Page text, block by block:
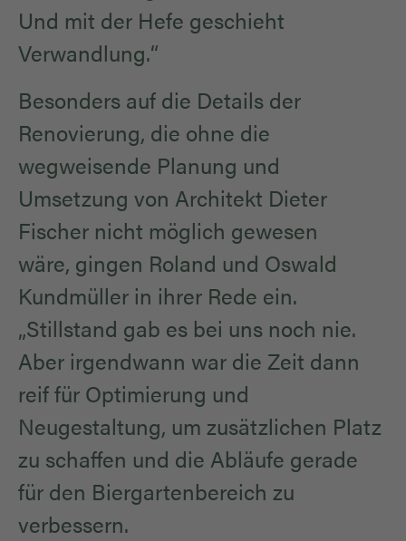
Und mit der Hefe geschieht
Verwandlung.“
Besonders auf die Details der
Renovierung, die ohne die
wegweisende Planung und
Umsetzung von Architekt Dieter
Fischer nicht möglich gewesen
wäre, gingen Roland und Oswald
Kundmüller in ihrer Rede ein.
„Stillstand gab es bei uns noch nie.
Aber irgendwann war die Zeit dann
reif für Optimierung und
Neugestaltung, um zusätzlichen Platz
zu schaffen und die Abläufe gerade
für den Biergartenbereich zu
verbessern.